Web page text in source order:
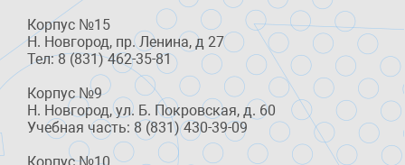
Корпус №15
Н. Новгород, пр. Ленина, д 27
Тел: 8 (831) 462-35-81
Корпус №9
Н. Новгород, ул. Б. Покровская, д. 60
Учебная часть: 8 (831) 430-39-09